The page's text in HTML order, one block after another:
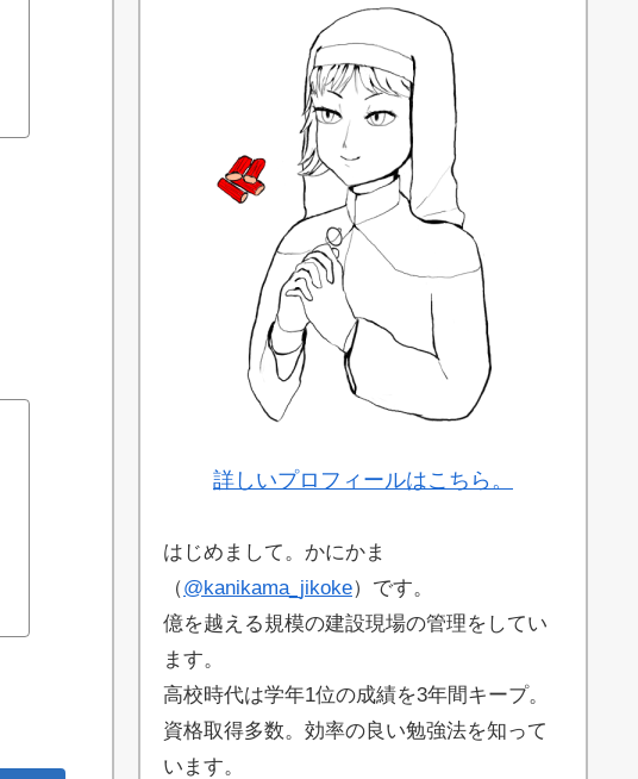
詳しいプロフィールはこちら。
はじめまして。かにかま
（@kanikama_jikoke）です。
億を越える規模の建設現場の管理をしてい
ます。
高校時代は学年1位の成績を3年間キープ。
資格取得多数。効率の良い勉強法を知って
います。